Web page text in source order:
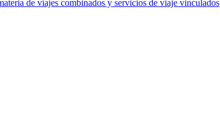
de viajes combinados y servicios de viaje vinculados